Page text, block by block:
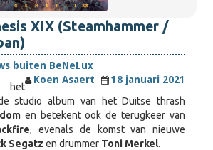
XIX (Steamhammer /
buiten BeNeLux
Koen Asaert
18 januari 2021
het
studio album van het Duitse thrash
en betekent ook de terugkeer van
, evenals de komst van nieuwe
Segatz en drummer Toni Merkel.